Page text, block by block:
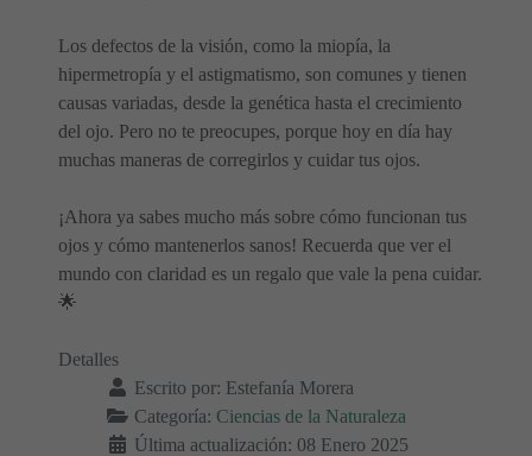
Los defectos de la visión, como la miopía, la
hipermetropía y el astigmatismo, son comunes y tienen
causas variadas, desde la genética hasta el crecimiento
del ojo. Pero no te preocupes, porque hoy en día hay
muchas maneras de corregirlos y cuidar tus ojos.
¡Ahora ya sabes mucho más sobre cómo funcionan tus
ojos y cómo mantenerlos sanos! Recuerda que ver el
mundo con claridad es un regalo que vale la pena cuidar.
🌟
Detalles
Escrito por: Estefanía Morera
Categoría: Ciencias de la Naturaleza
Última actualización: 08 Enero 2025